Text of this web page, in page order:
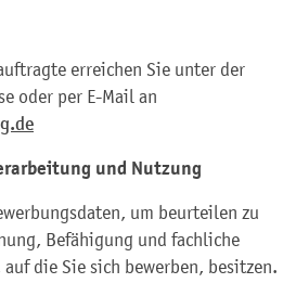
erreichen Sie unter der
oder per E-Mail an
und Nutzung
um beurteilen zu
Befähigung und fachliche
die Sie sich bewerben, besitzen.